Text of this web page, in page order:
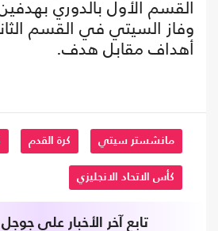
القسم الأول بالدوري
وفاز السيتي في القسم
أهداف مقابل هدف.
مانشستر سيتي كرة القدم
كأس الاتحاد الانجليزي
تابع آخر الأخبار على جوجل